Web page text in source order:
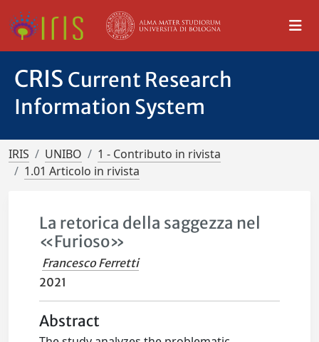
CRIS Current Research
Information System
IRIS UNIBO
1 - Contributo in rivista
1.01 Articolo in rivista
La retorica della saggezza nel
«Furioso»
Francesco Ferretti
2021
Abstract